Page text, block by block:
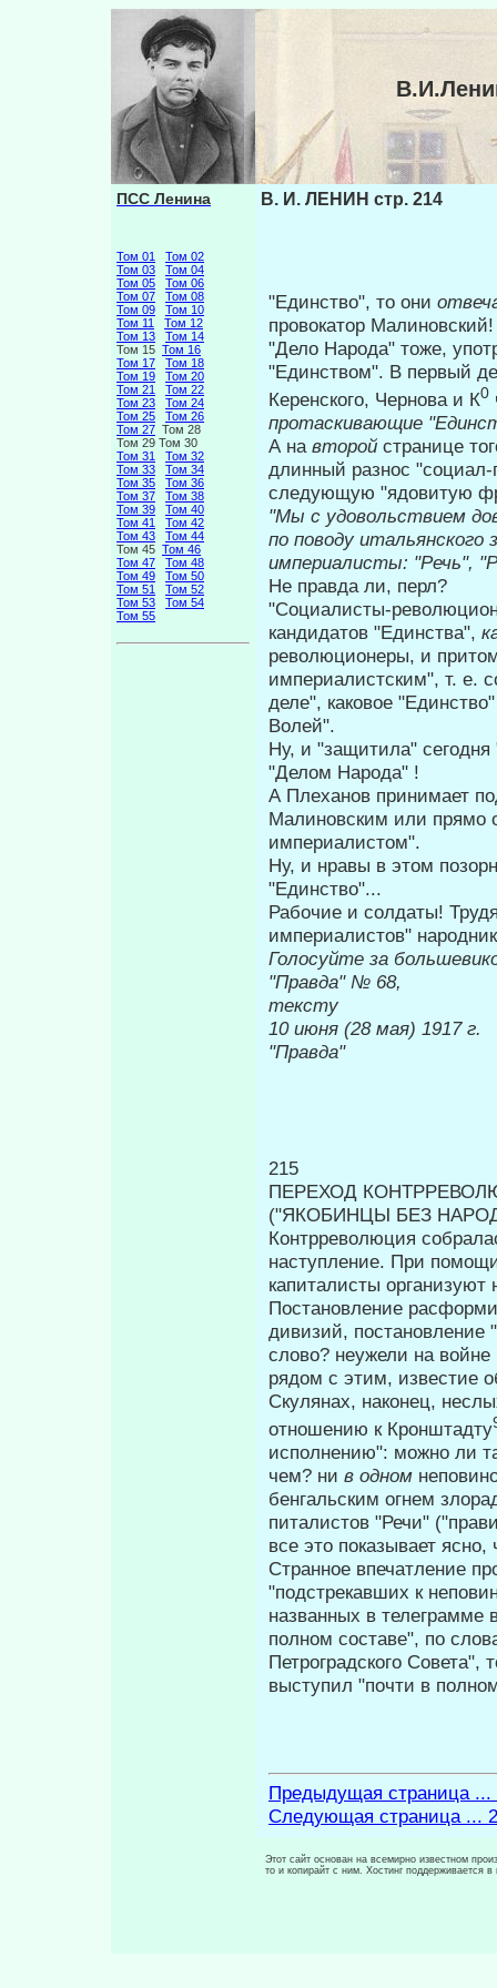
ПСС Ленина
Том 01
Том 02
Том 03
Том 04
Том 05
Том 06
Том 07
Том 08
Том 09
Том 10
Том 11
Том 12
Том 13
Том 14
Том 15 Том 16
Том 17
Том 18
Том 19
Том 20
Том 21
Том 22
Том 23
Том 24
Том 25
Том 26
Том 27 Том 28
Том 29 Том 30
Том 31
Том 32
Том 33
Том 34
Том 35
Том 36
Том 37
Том 38
Том 39
Том 40
Том 41
Том 42
Том 43
Том 44
Том 45 Том 46
Том 47
Том 48
Том 49
Том 50
Том 51
Том 52
Том 53
Том 54
Том 55
В. И. ЛЕНИН стр. 214
"Единство", то они
провокатор
"Дело Народа" тоже,
"Един­ством". В первый
Керенского, Черно­ва и К0
протаскивающие
А на второй странице
длинный разнос
следующую "ядовитую
"Мы с удовольствием
по поводу итальянского
империалисты: "Речь",
Не правда ли, перл?
"Социалисты-
канди­датов "Единства",
революционеры, и
империалистским", т. е.
деле", каковое
Волей".
Ну, и "защитила"
"Де­лом Народа" !
А Плеханов принимает
Мали­новским или прямо
империалистом".
Ну, и нравы в этом
"Единст­во"...
Рабочие и солдаты!
империалистов"
Голосуйте за
"Правда"
тексту
10 июня
"Правда"
215
ПЕРЕХОД
("ЯКОБИНЦЫ БЕЗ
Контрреволюция
наступление. При
капиталисты организуют
Постановление
дивизий, постановление
слово? неужели на
рядом с этим, известие
Скулянах, наконец,
отношению к Кронштадту
исполнению": можно ли
чем? ни в одном
бенгальским огнем
питалистов "Речи"
все это показывает
Странное впечатление
"подстрекавших к
назван­ных в телеграмме
полном составе", по
Петроградского Совета",
выступил "почти в
Предыдущая страница ...
Следующая страница ...
Этот сайт основан на всемирно известном
то и копирайт с ним. Хостинг поддерживается